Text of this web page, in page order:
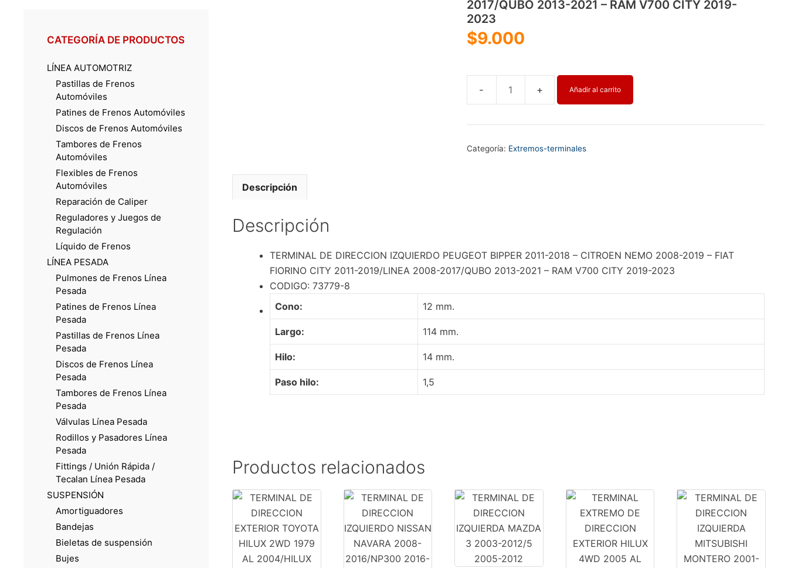
2017/QUBO 2013-2021 – RAM V700 CITY 2019-
2023
$9.000
TERMINAL
DIRECCION
PEUGEOT
2008-
2019
FIORINO
2011-
2019-
2023
Añadir al carrito
Categoría: Extremos-terminales
Descripción
Descripción
TERMINAL DE DIRECCION IZQUIERDO PEUGEOT BIPPER 2011-2018 – CITROEN NEMO 2008-2019 – FIAT
FIORINO CITY 2011-2019/LINEA 2008-2017/QUBO 2013-2021 – RAM V700 CITY 2019-2023
CODIGO: 73779-8
Cono:
12 mm.
Largo: 114 mm.
Hilo: 14 mm.
Paso hilo: 1,5
Productos relacionados
CATEGORÍA DE PRODUCTOS
LÍNEA AUTOMOTRIZ
Pastillas de Frenos
Automóviles
Patines de Frenos Automóviles
Discos de Frenos Automóviles
Tambores de Frenos
Automóviles
Flexibles de Frenos
Automóviles
Reparación de Caliper
Reguladores y Juegos de
Regulación
Líquido de Frenos
LÍNEA PESADA
Pulmones de Frenos Línea
Pesada
Patines de Frenos Línea
Pesada
Pastillas de Frenos Línea
Pesada
Discos de Frenos Línea
Pesada
Tambores de Frenos Línea
Pesada
Válvulas Línea Pesada
Rodillos y Pasadores Línea
Pesada
Fittings / Unión Rápida /
Tecalan Línea Pesada
SUSPENSIÓN
Amortiguadores
Bandejas
Bieletas de suspensión
Bujes